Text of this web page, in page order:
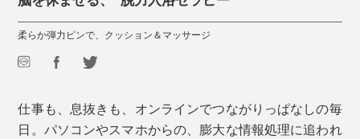
柔らか弾力ピンで、クッション＆マッサージ
仕事も、息抜きも、オンラインでつながりっぱなしの毎
日。パソコンやスマホからの、膨大な情報処理に追われ